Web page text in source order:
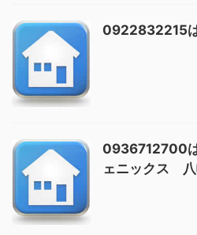
0922832215
0936712700
ェニックス